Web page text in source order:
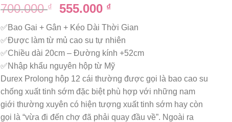
700.000₫
Giá
gốc
là:
700.000 ₫.
555.000 ₫Giá
hiện
tại
là:
555.000 ₫.
✅Bao Gai + Gân + Kéo Dài Thời Gian
✅Được làm từ mủ cao su tự nhiên
✅Chiều dài 20cm – Đường kính +52cm
✅Nhập khẩu nguyên hộp từ Mỹ
Durex Prolong hộp 12 cái thường được gọi là bao cao su
chống xuất tinh sớm đặc biệt phù hợp với những nam
giới thường xuyên có hiện tượng xuất tinh sớm hay còn
gọi là “vừa đi đến chợ đã phải quay đầu về”. Ngoài ra